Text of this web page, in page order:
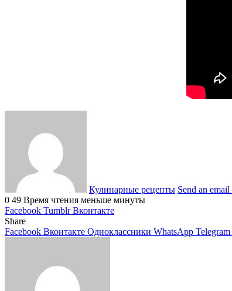
Кулинарные рецепты Send an email
0 49 Время чтения меньше минуты
Facebook Tumblr Вконтакте
Share
Facebook Вконтакте Одноклассники WhatsApp Telegram